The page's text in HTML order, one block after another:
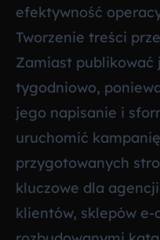
efektywność
Tworzenie treści
Zamiast publikować
tygodniowo,
jego napisanie i
uruchomić
przygotowanych
kluczowe dla
klientów, sklepów e-